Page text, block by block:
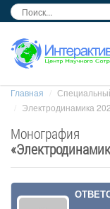
Главная
Электродинамика
Монография
«